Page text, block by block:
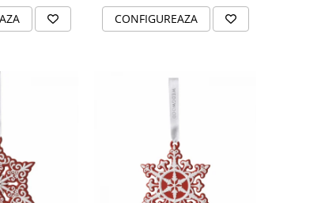
CONFIGUREAZA